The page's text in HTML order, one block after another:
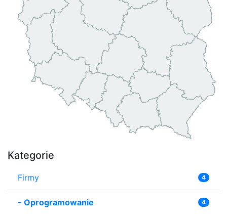
Kategorie
Firmy 4
- Oprogramowanie 4